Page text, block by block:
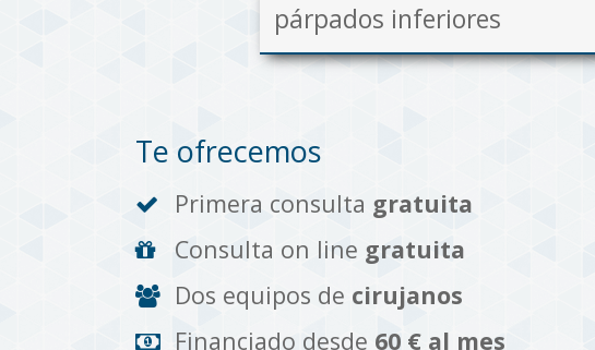
párpados inferiores
Te ofrecemos
Primera consulta gratuita
Consulta on line gratuita
Dos equipos de cirujanos
Financiado desde 60 € al mes